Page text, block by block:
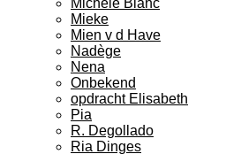
Michele Blanc
Mieke
Mien v d Have
Nadège
Nena
Onbekend
opdracht Elisabeth
Pia
R. Degollado
Ria Dinges